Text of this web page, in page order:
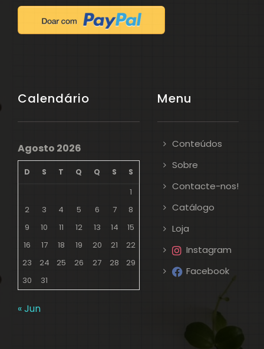
Calendário
Agosto 2026
D S T Q Q S S
1
2
3 4 5 6 7
8
9
10 11 12 13 14
15
16
17 18 19 20 21
22
23
24 25 26 27 28
29
30
31
« Jun
Menu
Conteúdos
Sobre
Contacte-nos!
Catálogo
Loja
Instagram
Facebook